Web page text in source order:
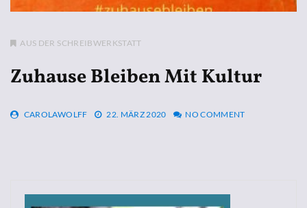
AUS DER SCHREIBWERKSTATT
Zuhause Bleiben Mit Kultur
CAROLAWOLFF 22. MÄRZ 2020 NO COMMENT